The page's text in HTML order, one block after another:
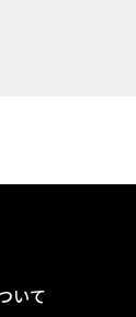
いて